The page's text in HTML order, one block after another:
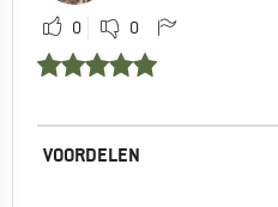
0 0
VOORDELEN